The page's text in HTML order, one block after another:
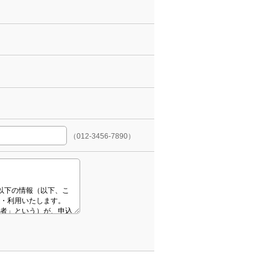
（012-3456-7890）